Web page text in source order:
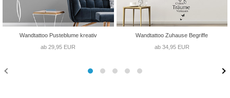
Wandtattoo Pusteblume kreativ
ab 29,95 EUR
Wandtattoo Zuhause Begriffe
ab 34,95 EUR